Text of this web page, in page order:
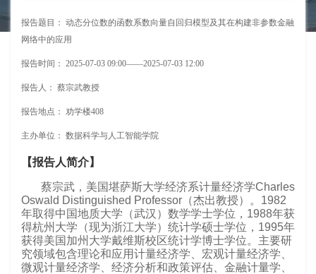
报告题目： 动态分位数的函数系数向量自回归模型及其在构建非参数金融
网络中的应用
报告时间： 2025-07-03 09:00——2025-07-03 12:00
报告人： 蔡宗武教授
报告地点： 劝学楼408
主办单位： 数据科学与人工智能学院
【报告人简介】
蔡宗武，美国堪萨斯大学经济系计量经济学Charles
Oswald Distinguished Professor（杰出教授）。1982
年取得中国地质大学（武汉）数学学士学位，1988年获
得杭州大学（现为浙江大学）统计学硕士学位，1995年
获得美国加州大学戴维斯校区统计学博士学位。主要研
究领域包含理论和应用计量经济学、宏观计量经济学、
微观计量经济学、经济分析和政策评估、金融计量学、